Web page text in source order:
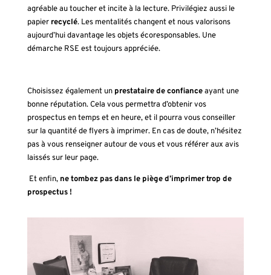
agréable au toucher et incite à la lecture. Privilégiez aussi le
papier recyclé. Les mentalités changent et nous valorisons
aujourd’hui davantage les objets écoresponsables. Une
démarche RSE est toujours appréciée.
Choisissez également un prestataire de confianceayant une
bonne réputation. Cela vous permettra d’obtenir vos
prospectusen temps et en heure, et il pourra vous conseiller
sur la quantité de flyers à imprimer. En cas de doute, n’hésitez
pas à vous renseigner autour de vous et vous référer aux avis
laissés sur leur page.
Et enfin, ne tombez pas dans le piège d’imprimer trop de
prospectus !